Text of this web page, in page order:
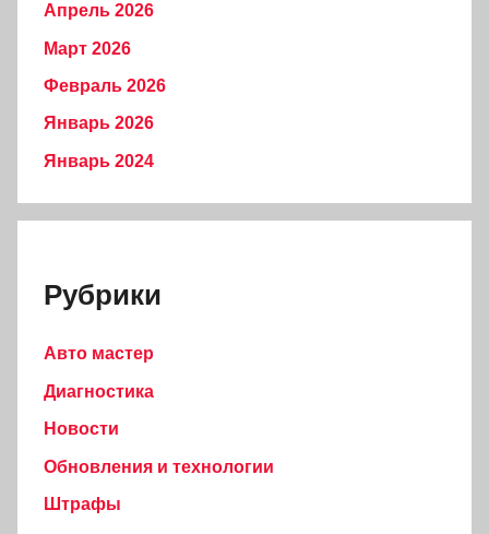
Апрель 2026
Март 2026
Февраль 2026
Январь 2026
Январь 2024
Рубрики
Авто мастер
Диагностика
Новости
Обновления и технологии
Штрафы